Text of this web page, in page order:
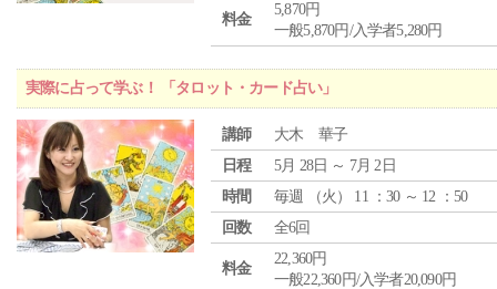
料金
5,870円
一般5,870円/入学者5,280円
実際に占って学ぶ！ 「タロット・カード占い」
講師
大木 華子
日程
5月 28日 ～ 7月 2日
時間
毎週 （火 ） 11 ：30 ～ 12 ：50
回数
全6回
料金
22,360円
一般22,360円/入学者20,090円